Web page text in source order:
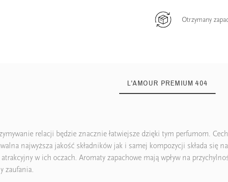
Otrzymany
L'AMOUR PREMIUM 404
relacji będzie znacznie łatwiejsze dzięki tym perfumom.
najwyższa jakość składników jak i samej kompozycji składa się
w ich oczach. Aromaty zapachowe mają wpływ na
zaufania.